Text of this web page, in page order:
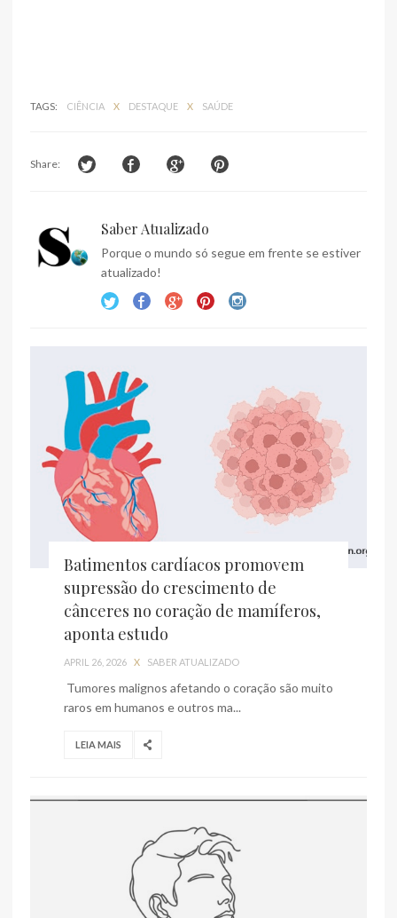
TAGS: CIÊNCIA X DESTAQUE X SAÚDE
Share:
Saber Atualizado
Porque o mundo só segue em frente se estiver
atualizado!
Batimentos cardíacos promovem
supressão do crescimento de
cânceres no coração de mamíferos,
aponta estudo
APRIL 26, 2026 X SABER ATUALIZADO
Tumores malignos afetando o coração são muito
raros em humanos e outros ma...
LEIA MAIS